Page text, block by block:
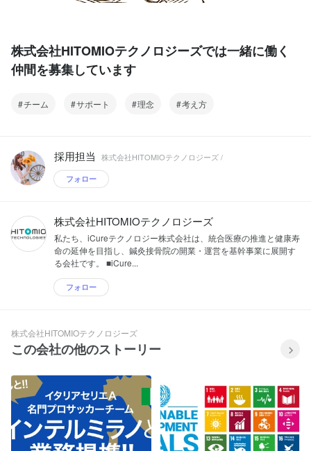
株式会社HITOMIOテクノロジーズでは一緒に働く
仲間を募集しています
チーム サポート 理念 考え方
採用担当 株式会社HITOMIOテクノロジーズ /
フォロー
株式会社HITOMIOテクノロジーズ
私たち、iCureテクノロジー株式会社は、統合医療の推進と健康寿
命の延伸を目指し、鍼灸接骨院の開業・運営を基幹事業に展開す
る会社です。 ■iCure...
フォロー
株式会社HITOMIOテクノロジーズ
この会社の他のストーリー